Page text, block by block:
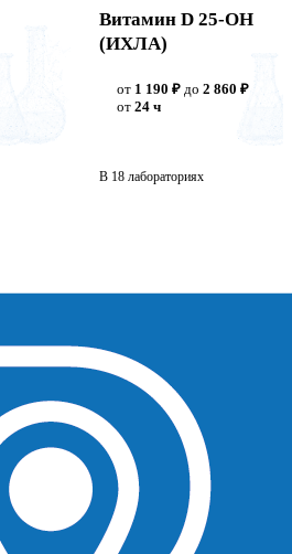
Витамин D 25-ОН
(ИХЛА)
от 1 190 ₽ до 2 860 ₽
от 24 ч
В 18 лабораториях